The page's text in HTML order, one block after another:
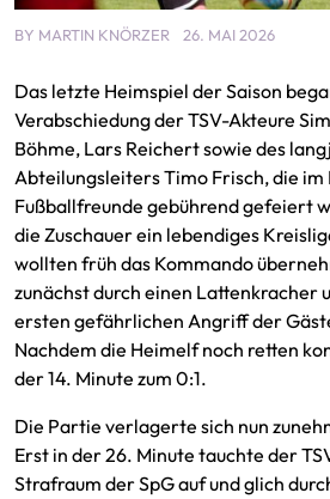
BY MARTIN KNÖRZER 26. MAI 2026
Das letzte Heimspiel der Saison
Verabschiedung der TSV-Akteure
Böhme, Lars Reichert sowie des
Abteilungsleiters Timo Frisch, die
Fußballfreunde gebührend gefeiert
die Zuschauer ein lebendiges
wollten früh das Kommando
zunächst durch einen Lattenkracher
ersten gefährlichen Angriff der
Nachdem die Heimelf noch retten
der 14. Minute zum 0:1.
Die Partie verlagerte sich nun
Erst in der 26. Minute tauchte der
Strafraum der SpG auf und glich